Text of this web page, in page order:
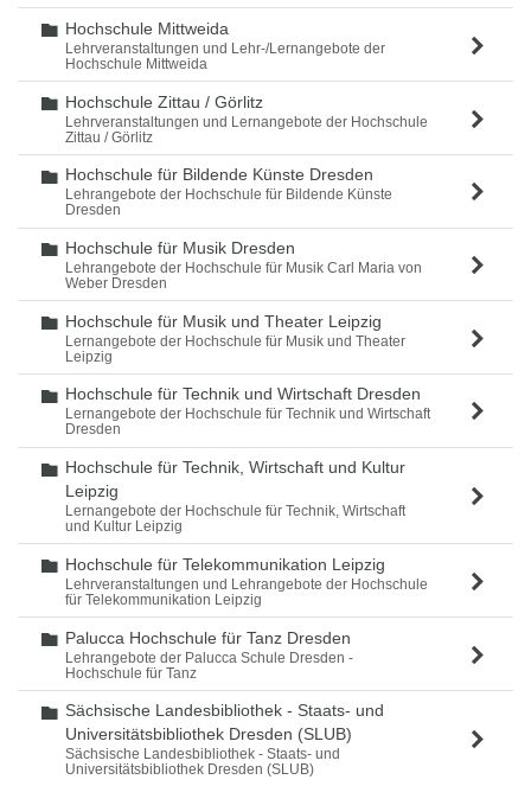
Ordner
Hochschule Mittweida
Lehrveranstaltungen und Lehr-/Lernangebote der
Hochschule Mittweida
Ordner
Hochschule Zittau / Görlitz
Lehrveranstaltungen und Lernangebote der Hochschule
Zittau / Görlitz
Ordner
Hochschule für Bildende Künste Dresden
Lehrangebote der Hochschule für Bildende Künste
Dresden
Ordner
Hochschule für Musik Dresden
Lehrangebote der Hochschule für Musik Carl Maria von
Weber Dresden
Ordner
Hochschule für Musik und Theater Leipzig
Lernangebote der Hochschule für Musik und Theater
Leipzig
Ordner
Hochschule für Technik und Wirtschaft Dresden
Lernangebote der Hochschule für Technik und Wirtschaft
Dresden
Ordner
Hochschule für Technik, Wirtschaft und Kultur
Leipzig
Lernangebote der Hochschule für Technik, Wirtschaft
und Kultur Leipzig
Ordner
Hochschule für Telekommunikation Leipzig
Lehrveranstaltungen und Lehrangebote der Hochschule
für Telekommunikation Leipzig
Ordner
Palucca Hochschule für Tanz Dresden
Lehrangebote der Palucca Schule Dresden -
Hochschule für Tanz
Ordner
Sächsische Landesbibliothek - Staats- und
Universitätsbibliothek Dresden (SLUB)
Sächsische Landesbibliothek - Staats- und
Universitätsbibliothek Dresden (SLUB)